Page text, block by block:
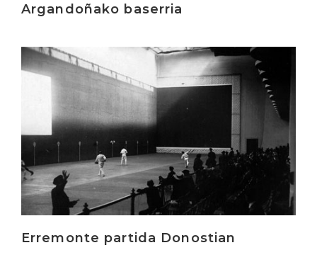
Argandoñako baserria
Erremonte partida Donostian
Irakurri